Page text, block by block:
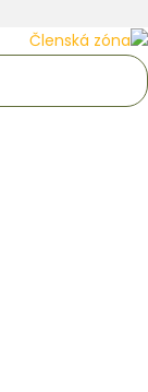
Členská zóna